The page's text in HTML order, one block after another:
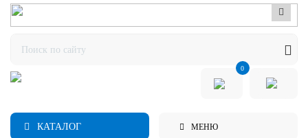
0
КАТАЛОГ МЕНЮ